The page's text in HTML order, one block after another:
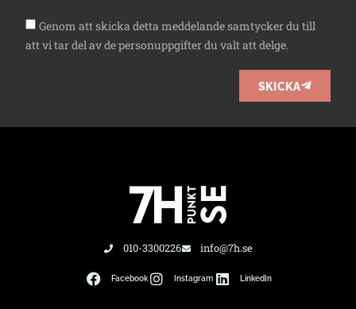
Genom att skicka detta meddelande samtycker du till
att vi tar del av de personuppgifter du valt att delge.
SKICKA
010-3300226 info@7h.se
Facebook Instagram LinkedIn